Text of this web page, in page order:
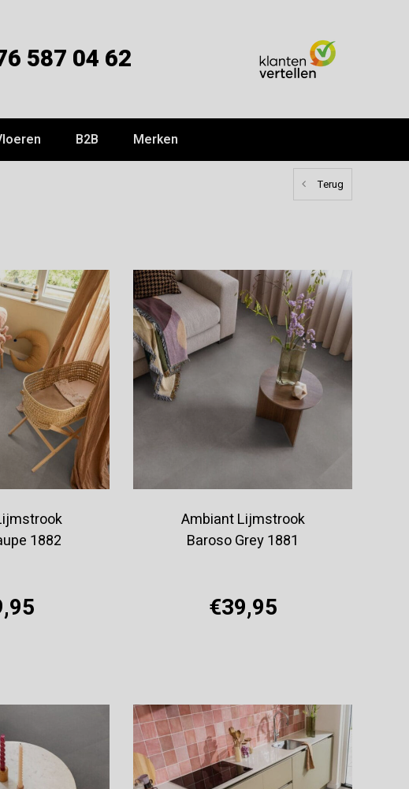
587 04 62
B2B Merken
Terug
1882
Ambiant Lijmstrook
Baroso Grey 1881
€39,95